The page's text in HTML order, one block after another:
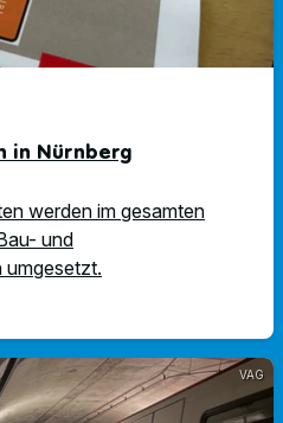
in Nürnberg
werden im gesamten
und
umgesetzt.
VAG